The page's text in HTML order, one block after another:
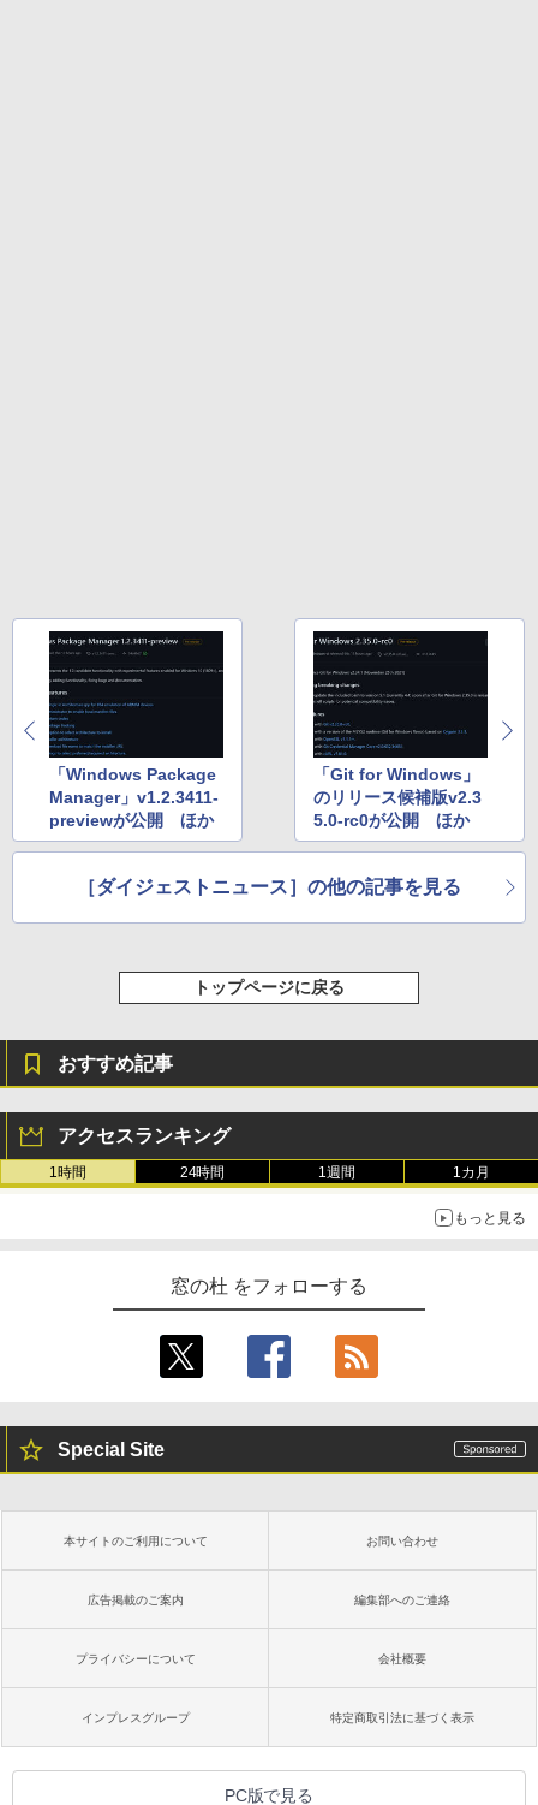
「Windows Package
Manager」v1.2.3411-
previewが公開 ほか
「Git for Windows」
のリリース候補版v2.3
5.0-rc0が公開 ほか
［ダイジェストニュース］の他の記事を見る
トップページに戻る
おすすめ記事
アクセスランキング
1時間 24時間 1週間 1カ月
もっと見る
窓の杜 をフォローする
Special Site
本サイトのご利用について お問い合わせ
広告掲載のご案内 編集部へのご連絡
プライバシーについて 会社概要
インプレスグループ 特定商取引法に基づく表示
PC版で見る